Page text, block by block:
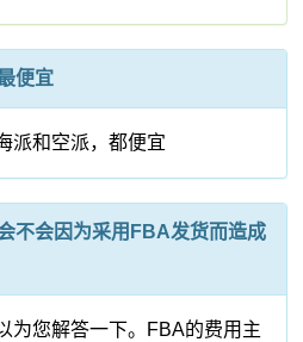
便宜
派和空派，都便宜
不会因为采用FBA发货而造成
为您解答一下。FBA的费用主